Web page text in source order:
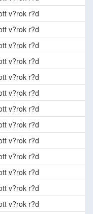
v?rok r?d
v?rok r?d
v?rok r?d
v?rok r?d
v?rok r?d
v?rok r?d
v?rok r?d
v?rok r?d
v?rok r?d
v?rok r?d
v?rok r?d
v?rok r?d
v?rok r?d